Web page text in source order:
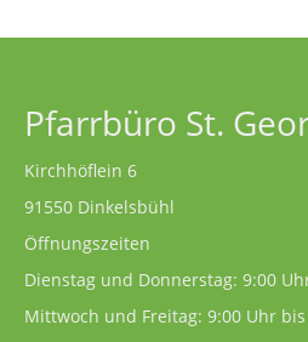
Pfarrbüro St.
Kirchhöflein 6
91550 Dinkelsbühl
Öffnungszeiten
Dienstag und Donnerstag: 9:00
Mittwoch und Freitag: 9:00 Uhr